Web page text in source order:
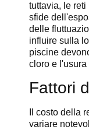
tuttavia, le
sfide
delle
influire sulla
piscine
cloro e
Fattori
Il costo della
variare